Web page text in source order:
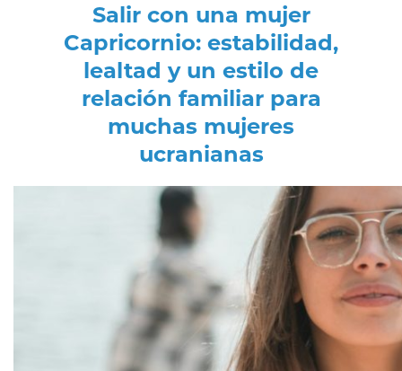
Salir con una mujer
Capricornio: estabilidad,
lealtad y un estilo de
relación familiar para
muchas mujeres
ucranianas